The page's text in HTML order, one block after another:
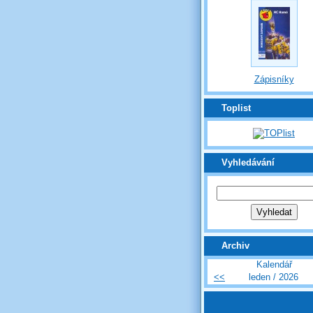
Zápisníky
Toplist
Vyhledávání
Archiv
Kalendář
<<
leden / 2026